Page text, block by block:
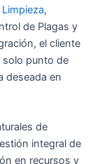
Limpieza,
de Plagas y
el cliente
solo punto de
deseada en
de
integral de
en recursos y